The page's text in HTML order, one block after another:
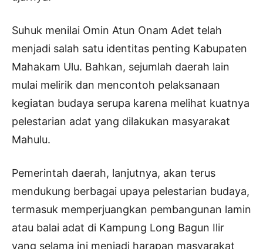
Suhuk menilai Omin Atun Onam Adet telah
menjadi salah satu identitas penting Kabupaten
Mahakam Ulu. Bahkan, sejumlah daerah lain
mulai melirik dan mencontoh pelaksanaan
kegiatan budaya serupa karena melihat kuatnya
pelestarian adat yang dilakukan masyarakat
Mahulu.
Pemerintah daerah, lanjutnya, akan terus
mendukung berbagai upaya pelestarian budaya,
termasuk memperjuangkan pembangunan lamin
atau balai adat di Kampung Long Bagun Ilir
yang selama ini menjadi harapan masyarakat